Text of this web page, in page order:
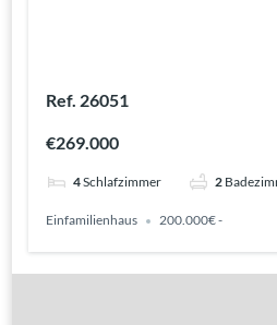
Ref. 26051
€269.000
4Schlafzimmer 2
Einfamilienhaus 200.000€ -